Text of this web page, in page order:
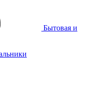
Бытовая и